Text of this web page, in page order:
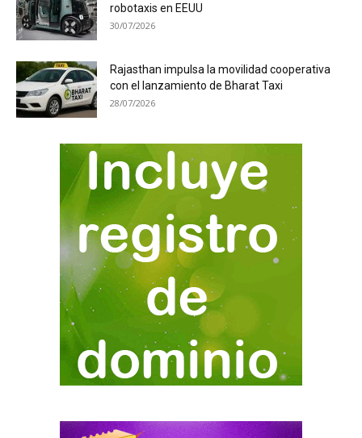
robotaxis en EEUU
30/07/2026
Rajasthan impulsa la movilidad cooperativa
con el lanzamiento de Bharat Taxi
28/07/2026